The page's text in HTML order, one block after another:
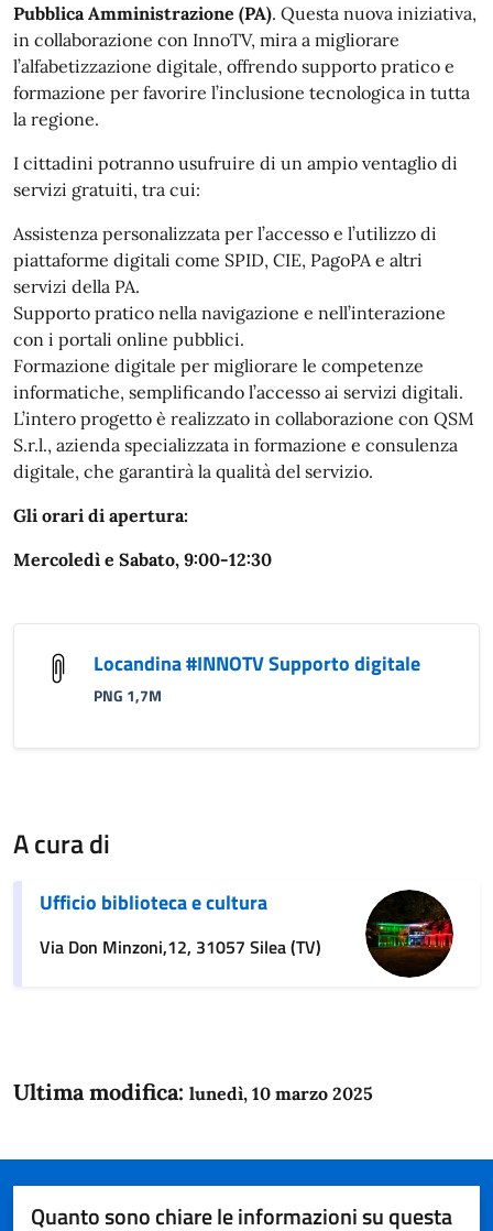
Pubblica Amministrazione (PA). Questa nuova iniziativa,
in collaborazione con InnoTV, mira a migliorare
l’alfabetizzazione digitale, offrendo supporto pratico e
formazione per favorire l’inclusione tecnologica in tutta
la regione.
I cittadini potranno usufruire di un ampio ventaglio di
servizi gratuiti, tra cui:
Assistenza personalizzata per l’accesso e l’utilizzo di
piattaforme digitali come SPID, CIE, PagoPA e altri
servizi della PA.
Supporto pratico nella navigazione e nell’interazione
con i portali online pubblici.
Formazione digitale per migliorare le competenze
informatiche, semplificando l’accesso ai servizi digitali.
L’intero progetto è realizzato in collaborazione con QSM
S.r.l., azienda specializzata in formazione e consulenza
digitale, che garantirà la qualità del servizio.
Gli orari di apertura:
Mercoledì e Sabato, 9:00-12:30
Locandina #INNOTV Supporto digitale
PNG 1,7M
A cura di
Ufficio biblioteca e cultura
Via Don Minzoni,12, 31057 Silea (TV)
Ultima modifica: lunedì, 10 marzo 2025
Quanto sono chiare le informazioni su questa